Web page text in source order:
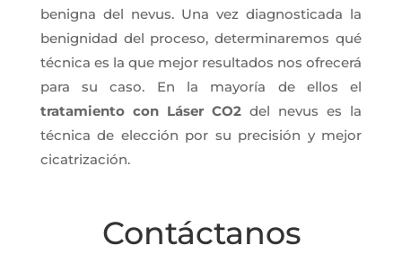
benigna del nevus. Una vez diagnosticada la
benignidad del proceso, determinaremos qué
técnica es la que mejor resultados nos ofrecerá
para su caso. En la mayoría de ellos el
tratamiento con Láser CO2del nevus es la
técnica de elección por su precisión y mejor
cicatrización.
Contáctanos